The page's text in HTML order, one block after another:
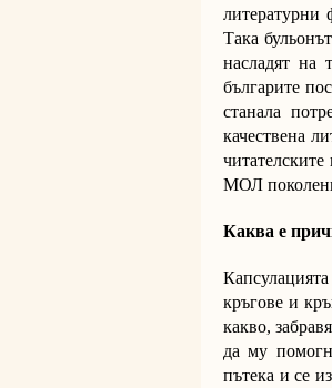
литературни
Така
насладят на
българите
станала
качествена
МОЛ
Каква е
кръгове и
какво,
да му
пътека и се